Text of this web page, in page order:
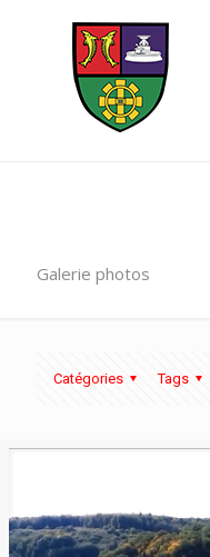
Galerie photos
Catégories Tags